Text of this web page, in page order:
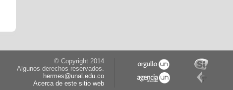
© Copyright 2014
Algunos derechos reservados.
hermes@unal.edu.co
Acerca de este sitio web